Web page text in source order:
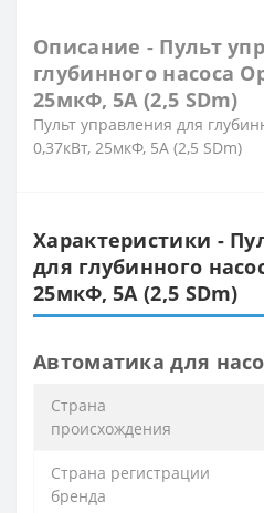
Описание - Пульт
глубинного насоса
25мкФ, 5А (2,5 SDm)
Пульт управления для
0,37кВт, 25мкФ, 5А (2,5 SDm)
Характеристики -
для глубинного
25мкФ, 5А (2,5 SDm)
Автоматика для
Cтрана
происхождения
Cтрана регистрации
бренда